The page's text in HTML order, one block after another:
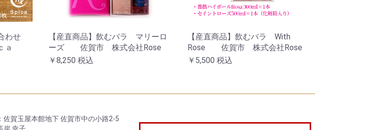
わせ
ａ
【産直商品】飲むバラ マリーロ
ーズ 佐賀市 株式会社Rose
￥8,250 税込
【産直商品】飲むバラ With
Rose 佐賀市 株式会社Rose
￥5,500 税込
佐賀玉屋本館地下 佐賀市中の小路2-5
岸 幸子